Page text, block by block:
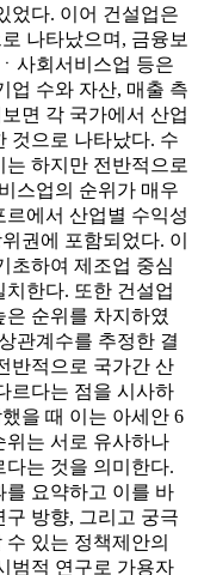
었다. 이어 건설업은
나타났으며, 금융보
사회서비스업 등은
업 수와 자산, 매출 측
면 각 국가에서 산업
것으로 나타났다. 수
하지만 전반적으로
스업의 순위가 매우
에서 산업별 수익성
권에 포함되었다. 이
초하여 제조업 중심
한다. 또한 건설업
순위를 차지하였
관계수를 추정한 결
반적으로 국가간 산
르다는 점을 시사하
을 때 이는 아세안 6
위는 서로 유사하나
는 것을 의미한다.
요약하고 이를 바
방향, 그리고 궁극
있는 정책제안의
범적 연구로 가용자